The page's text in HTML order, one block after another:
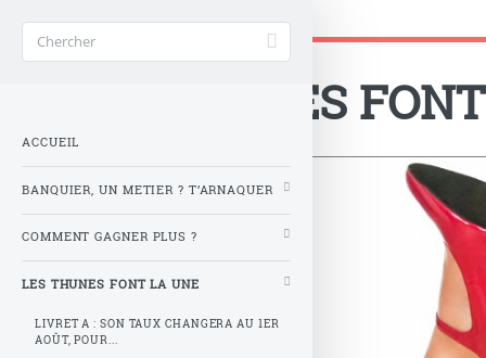
Gère ta tune !
Accueil
LES THUNES
ACCUEIL
BANQUIER, UN METIER ? T’ARNAQUER
COMMENT GAGNER PLUS ?
LES THUNES FONT LA UNE
LIVRET A : SON TAUX CHANGERA AU 1ER
AOÛT, POUR...